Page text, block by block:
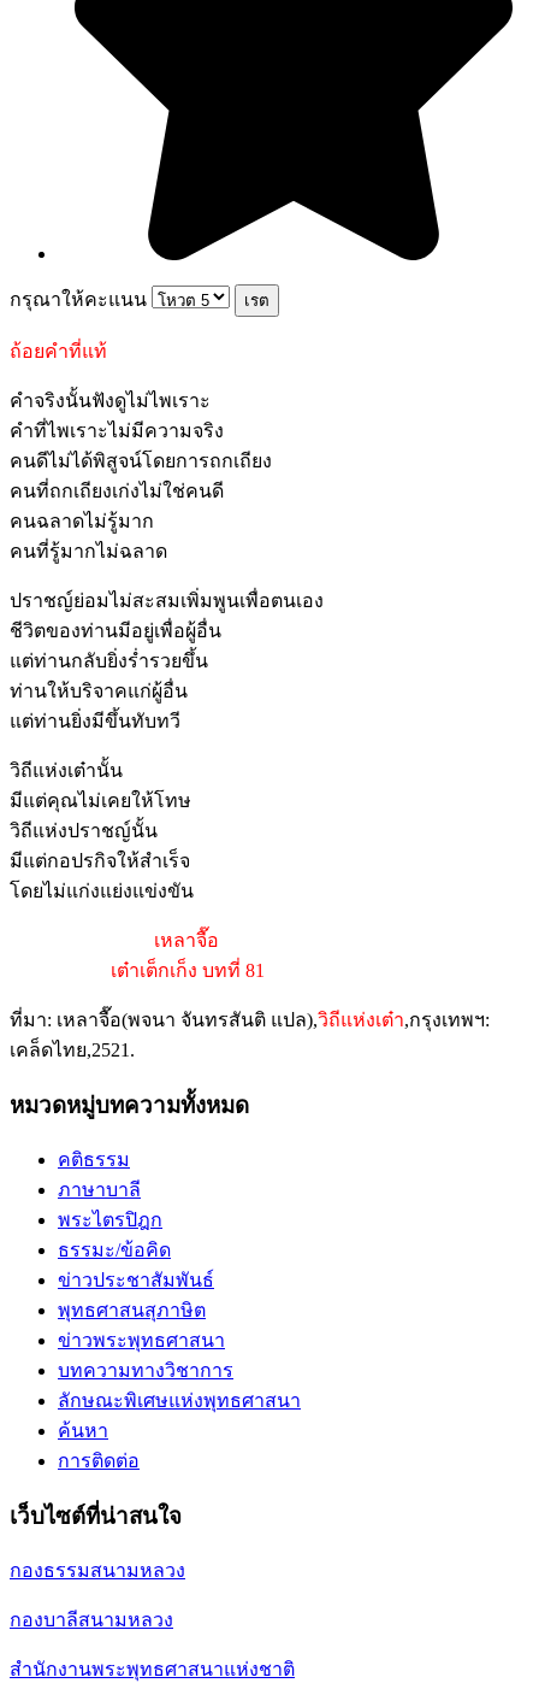
กรุณาให้คะแนน
ถ้อยคำที่แท้
คำจริงนั้นฟังดูไม่ไพเราะ
คำที่ไพเราะไม่มีความจริง
คนดีไม่ได้พิสูจน์โดยการถกเถียง
คนที่ถกเถียงเก่งไม่ใช่คนดี
คนฉลาดไม่รู้มาก
คนที่รู้มากไม่ฉลาด
ปราชญ์ย่อมไม่สะสมเพิ่มพูนเพื่อตนเอง
ชีวิตของท่านมีอยู่เพื่อผู้อื่น
แต่ท่านกลับยิ่งร่ำรวยขึ้น
ท่านให้บริจาคแก่ผู้อื่น
แต่ท่านยิ่งมีขึ้นทับทวี
วิถีแห่งเต๋านั้น
มีแต่คุณไม่เคยให้โทษ
วิถีแห่งปราชญ์นั้น
มีแต่กอปรกิจให้สำเร็จ
โดยไม่แก่งแย่งแข่งขัน
เหลาจื๊อ
เต๋าเต็กเก็ง บทที่ 81
ที่มา: เหลาจื๊อ(พจนา จันทรสันติ แปล),วิถีแห่งเต๋า,กรุงเทพฯ:
เคล็ดไทย,2521.
หมวดหมู่บทความทั้งหมด
คติธรรม
ภาษาบาลี
พระไตรปิฎก
ธรรมะ/ข้อคิด
ข่าวประชาสัมพันธ์
พุทธศาสนสุภาษิต
ข่าวพระพุทธศาสนา
บทความทางวิชาการ
ลักษณะพิเศษแห่งพุทธศาสนา
ค้นหา
การติดต่อ
เว็บไซต์ที่น่าสนใจ
กองธรรมสนามหลวง
กองบาลีสนามหลวง
สำนักงานพระพุทธศาสนาแห่งชาติ